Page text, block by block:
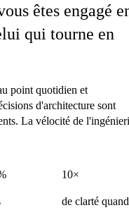
êtes engagé
qui tourne en
point quotidien et
d'architecture sont
La vélocité de
10×
de clarté quand